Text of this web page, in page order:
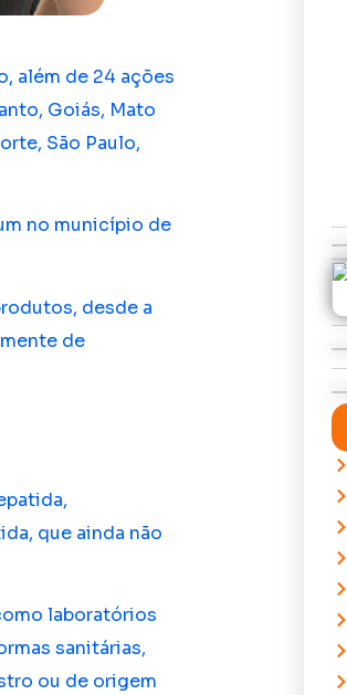
além de 24 ações
Goiás, Mato
São Paulo,
no município de
desde a
de
que ainda não
laboratórios
sanitárias,
ou de origem